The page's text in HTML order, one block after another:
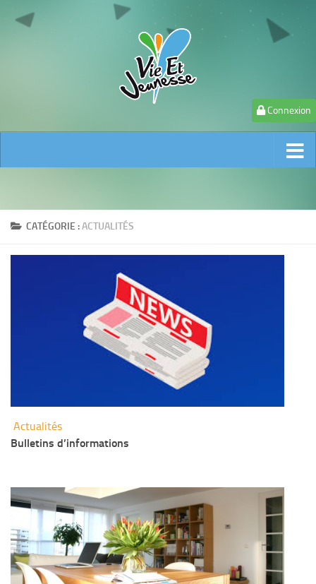
Connexion
CATÉGORIE :ACTUALITÉS
Actualités
Bulletins d’informations